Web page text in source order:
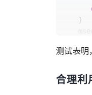
测试表明
合理